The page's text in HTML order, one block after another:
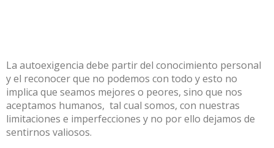
La autoexigencia debe partir del conocimiento personal
y el reconocer que no podemos con todo y esto no
implica que seamos mejores o peores, sino que nos
aceptamos humanos, tal cual somos, con nuestras
limitaciones e imperfecciones y no por ello dejamos de
sentirnos valiosos.